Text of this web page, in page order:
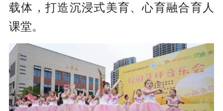
载体，打造沉浸式美育、心育融合育人
课堂。